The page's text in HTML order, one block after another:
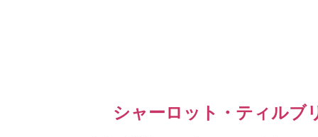
シャーロット・ティルブ